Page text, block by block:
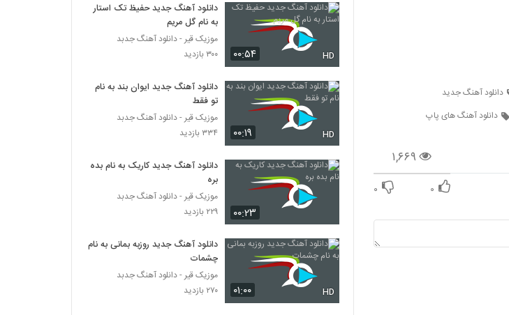
۶,۵۹۴ بازدید
دانلود آهنگ رو به رام کن از فریان به همراه متن
ترانه
دانلود آهنگ جدید و زیبای امیر کاظمی با نام همه
چی رواله
۱,۷۰۹ بازدید
آهنگ لاین بازی از سپهر خلسه(رپ)
۶,۳۸۵ بازدید
Salar Aghili Darvish
۸۵۳ بازدید
دانلود آهنگ جدید و زیبای سالار عقیلی با نام دلبر
عیار
۱,۸۲۱ بازدید
دانلود آهنگ جدید
دانلود آهنگ های پاپ
۱,۶۶۹
۰ ۰
۰۰:۵۴ HD
دانلود آهنگ جدید حفیظ تک استار
به نام گل مریم
موزیک قیر - دانلود آهنگ جدبد
۳۰۰ بازدید
۰۰:۱۹ HD
دانلود آهنگ جدید ایوان بند به نام
تو فقط
موزیک قیر - دانلود آهنگ جدبد
۳۳۴ بازدید
۰۰:۲۳
دانلود آهنگ جدید کاریک به نام بده
بره
موزیک قیر - دانلود آهنگ جدبد
۲۲۹ بازدید
۰۱:۰۰ HD
دانلود آهنگ جدید روزبه بمانی به نام
چشمات
موزیک قیر - دانلود آهنگ جدبد
۲۷۰ بازدید